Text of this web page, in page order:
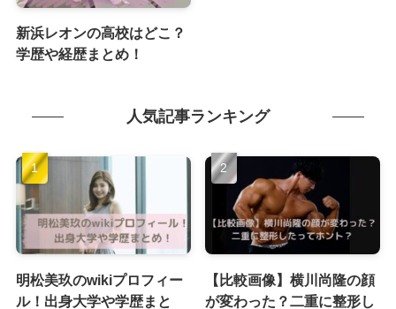
新浜レオンの高校はどこ？
学歴や経歴まとめ！
人気記事ランキング
明松美玖のwikiプロフィー
ル！出身大学や学歴まと
【比較画像】横川尚隆の顔
が変わった？二重に整形し